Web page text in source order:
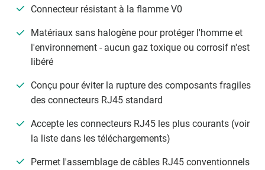
Connecteur résistant à la flamme V0
Matériaux sans halogène pour protéger l'homme et
l'environnement - aucun gaz toxique ou corrosif n'est
libéré
Conçu pour éviter la rupture des composants fragiles
des connecteurs RJ45 standard
Accepte les connecteurs RJ45 les plus courants (voir
la liste dans les téléchargements)
Permet l'assemblage de câbles RJ45 conventionnels